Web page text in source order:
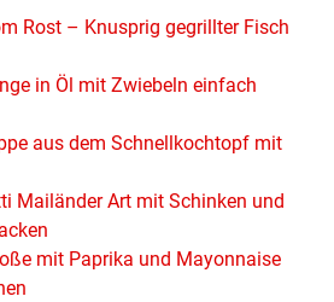
Rost – Knusprig gegrillter Fisch
in Öl mit Zwiebeln einfach
aus dem Schnellkochtopf mit
Mailänder Art mit Schinken und
mit Paprika und Mayonnaise